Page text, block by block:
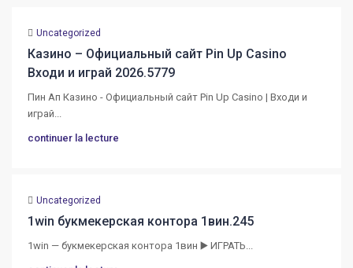
Uncategorized
Казино – Официальный сайт Pin Up Casino
Входи и играй 2026.5779
Пин Ап Казино - Официальный сайт Pin Up Casino | Входи и
играй...
continuer la lecture
Uncategorized
1win букмекерская контора 1вин.245
1win — букмекерская контора 1вин ▶️ ИГРАТЬ...